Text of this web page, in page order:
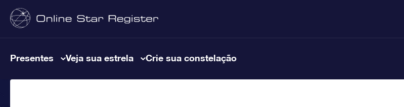
Presentes Veja sua estrela Crie sua constelação